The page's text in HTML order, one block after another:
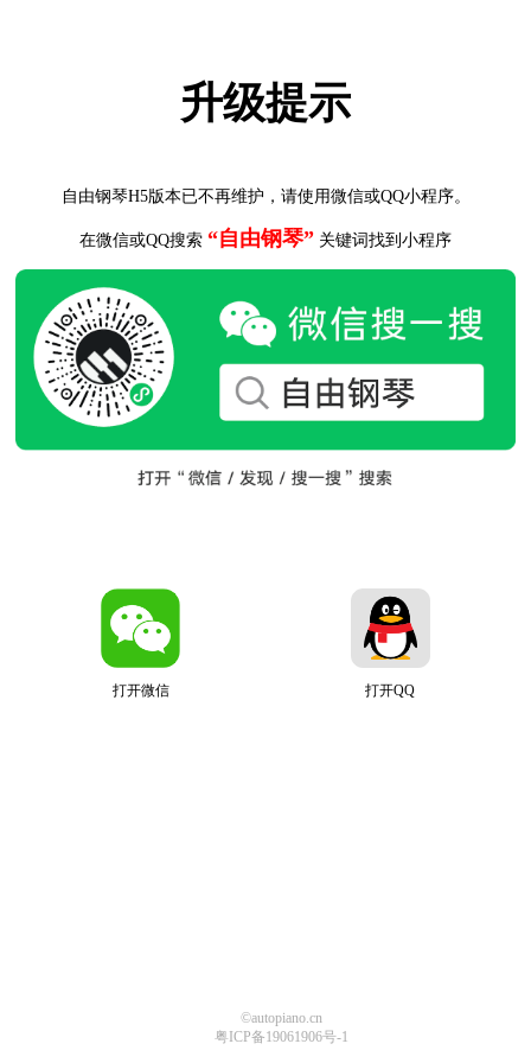
升级提示
自由钢琴H5版本已不再维护，请使用微信或QQ小程序。
在微信或QQ搜索 “自由钢琴” 关键词找到小程序
打开微信 打开QQ
©autopiano.cn
粤ICP备19061906号-1